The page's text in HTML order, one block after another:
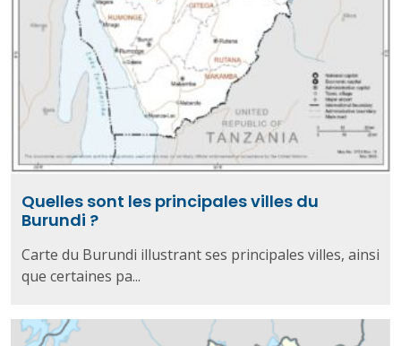
Quelles sont les principales villes du
Burundi ?
Carte du Burundi illustrant ses principales villes, ainsi
que certaines pa...